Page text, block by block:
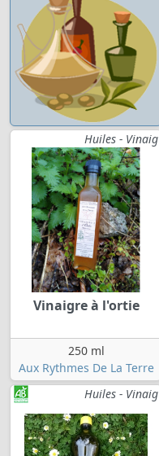
Huiles - Vinaig
Vinaigre à l'ortie
250 ml
Aux Rythmes De La Terre
Huiles - Vinaig